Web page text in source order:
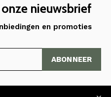
nieuwsbrief
en promoties
ABONNEER